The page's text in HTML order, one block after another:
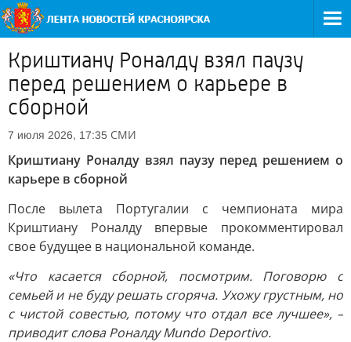
Криштиану Роналду взял паузу
перед решением о карьере в
сборной
7 июля 2026, 17:35 СМИ
Криштиану Роналду взял паузу перед решением о
карьере в сборной
После вылета Португалии с чемпионата мира
Криштиану Роналду впервые прокомментировал
свое будущее в национальной команде.
«Что касается сборной, посмотрим. Поговорю с
семьей и не буду решать сгоряча. Ухожу грустным, но
с чистой совестью, потому что отдал все лучшее», –
приводит слова Роналду Mundo Deportivo.